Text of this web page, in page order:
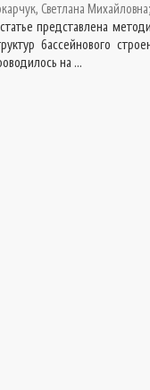
Светлана Михайловна;
представлена
бассейнового
на ...